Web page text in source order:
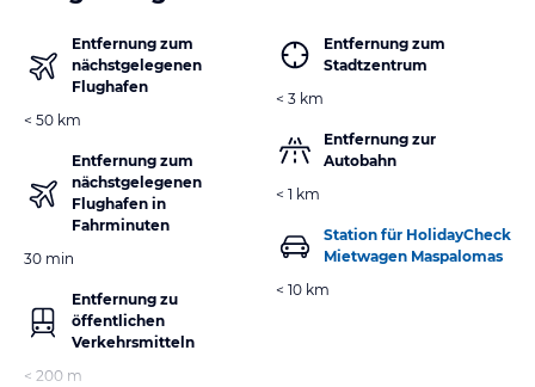
Entfernung zum
nächstgelegenen
Flughafen
< 50 km
Entfernung zum
nächstgelegenen
Flughafen in
Fahrminuten
30 min
Entfernung zu
öffentlichen
Verkehrsmitteln
< 200 m
Entfernung zum
Stadtzentrum
< 3 km
Entfernung zur
Autobahn
< 1 km
Station für HolidayCheck
Mietwagen Maspalomas
< 10 km